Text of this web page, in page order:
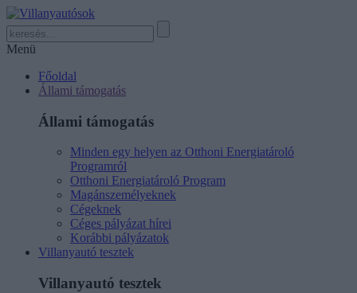
Menü
Főoldal
Állami támogatás
Állami támogatás
Minden egy helyen az Otthoni Energiatároló
Programról
Otthoni Energiatároló Program
Magánszemélyeknek
Cégeknek
Céges pályázat hírei
Korábbi pályázatok
Villanyautó tesztek
Villanyautó tesztek